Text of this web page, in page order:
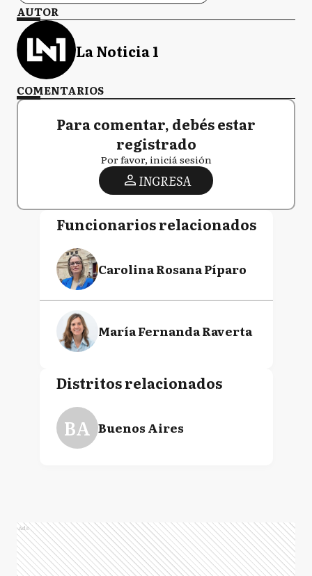
AUTOR
La Noticia 1
COMENTARIOS
Para comentar, debés estar
registrado
Por favor, iniciá sesión
INGRESA
Funcionarios relacionados
Carolina Rosana Píparo
María Fernanda Raverta
Distritos relacionados
BA Buenos Aires
Ads